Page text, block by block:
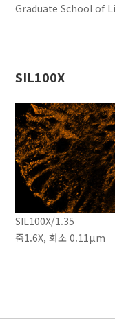
Graduate School of
SIL100X
SIL100X/1.35
줌1.6X, 화소 0.11μm